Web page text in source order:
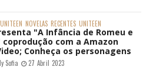
NOVELAS RECENTES UNITEEN
"A Infância de Romeu e
coprodução com a Amazon
Conheça os personagens
Sofia 27 Abril 2023